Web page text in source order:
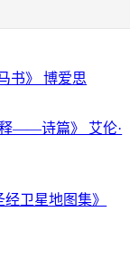
书》 博爱思
释——诗篇》 艾伦·
卫星地图集》